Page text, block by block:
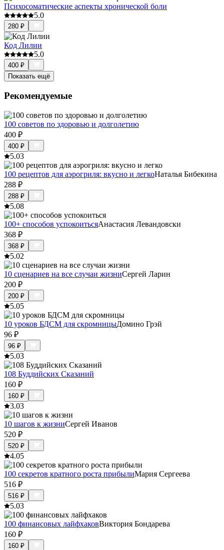
Психосоматические аспекты хронической боли
5.0
280 ₽
Код Лилии
5.0
400 ₽
Показать ещё
Рекомендуемые
100 советов по здоровью и долголетию
400 ₽
400 ₽
5.03
100 рецептов для аэрогриля: вкусно и легкоНаталья Бибекина
288 ₽
288 ₽
5.08
100+ способов успокоитьсяАнастасия Левандовски
368 ₽
368 ₽
5.02
10 сценариев на все случаи жизниСергей Ларин
200 ₽
200 ₽
5.05
10 уроков БДСМ для скромницыДомино Грэй
96 ₽
96 ₽
5.03
108 Буддийских Сказаний
160 ₽
160 ₽
3.03
10 шагов к жизниСергей Иванов
520 ₽
520 ₽
4.05
100 секретов кратного роста прибылиМария Сергеева
516 ₽
516 ₽
5.03
100 финансовых лайфхаковВиктория Бондарева
160 ₽
160 ₽